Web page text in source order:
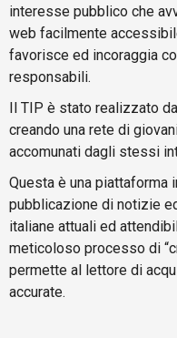
interesse pubblico che
web facilmente
favorisce ed incoraggia
responsabili.
Il TIP è stato realizzato
creando una rete di
accomunati dagli stessi
Questa è una piattaforma
pubblicazione di notizie
italiane attuali ed
meticoloso processo di
permette al lettore di
accurate.